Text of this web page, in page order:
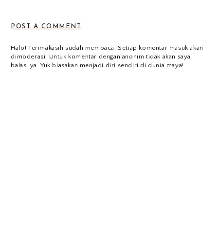
POST A COMMENT
Halo! Terimakasih sudah membaca. Setiap komentar masuk akan
dimoderasi. Untuk komentar dengan anonim tidak akan saya
balas, ya. Yuk biasakan menjadi diri sendiri di dunia maya!